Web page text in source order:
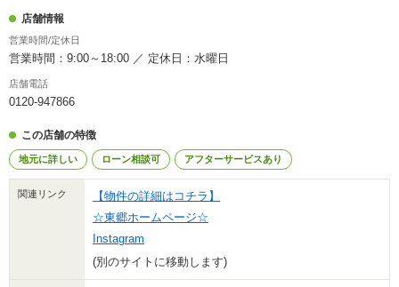
店舗情報
営業時間/定休日
営業時間：9:00～18:00 ／ 定休日：水曜日
店舗電話
0120-947866
この店舗の特徴
地元に詳しい ローン相談可 アフターサービスあり
関連リンク
【物件の詳細はコチラ】
☆東郷ホームページ☆
Instagram
(別のサイトに移動します)